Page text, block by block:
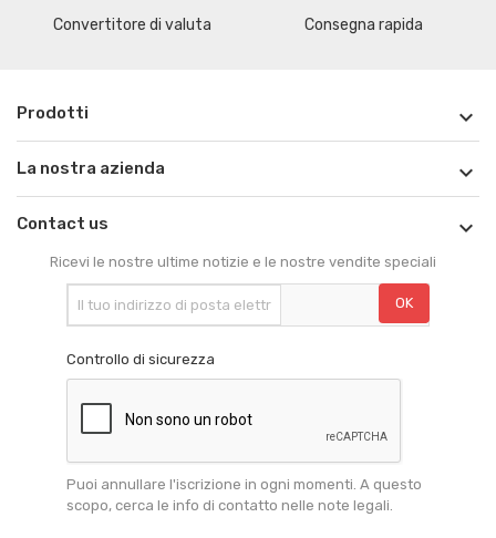
Convertitore di valuta Consegna rapida
Prodotti 
La nostra azienda 
Contact us 
Ricevi le nostre ultime notizie e le nostre vendite speciali
Controllo di sicurezza
Puoi annullare l'iscrizione in ogni momenti. A questo
scopo, cerca le info di contatto nelle note legali.